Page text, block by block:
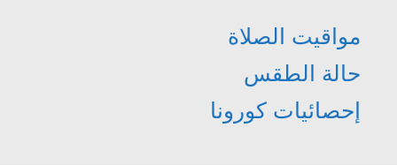
مواقيت الصلاة
حالة الطقس
إحصائيات كورونا